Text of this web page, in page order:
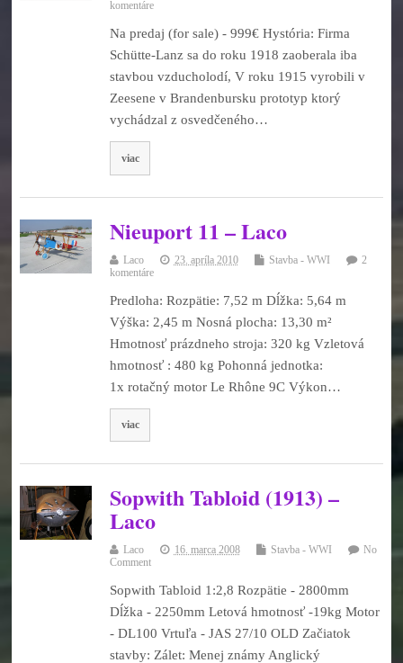
komentáre
Na predaj (for sale) - 999€ Hystória: Firma
Schütte-Lanz sa do roku 1918 zaoberala iba
stavbou vzducholodí, V roku 1915 vyrobili v
Zeesene v Brandenbursku prototyp ktorý
vychádzal z osvedčeného…
viac
Nieuport 11 – Laco
Laco 23. apríla 2010 Stavba - WWI
2
komentáre
Predloha: Rozpätie: 7,52 m Dĺžka: 5,64 m
Výška: 2,45 m Nosná plocha: 13,30 m²
Hmotnosť prázdneho stroja: 320 kg Vzletová
hmotnosť : 480 kg Pohonná jednotka:
1x rotačný motor Le Rhône 9C Výkon…
viac
Sopwith Tabloid (1913) –
Laco
Laco 16. marca 2008 Stavba - WWI
No
Comment
Sopwith Tabloid 1:2,8 Rozpätie - 2800mm
Dĺžka - 2250mm Letová hmotnosť -19kg Motor
- DL100 Vrtuľa - JAS 27/10 OLD Začiatok
stavby: Zálet: Menej známy Anglický